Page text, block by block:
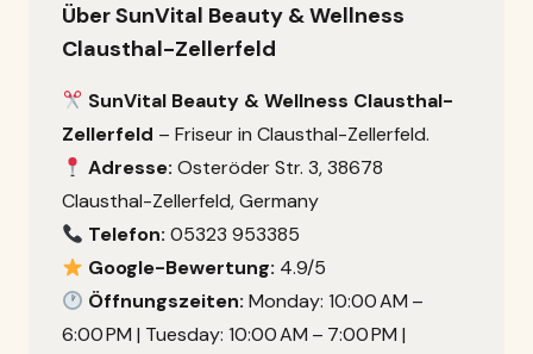
Über SunVital Beauty & Wellness
Clausthal-Zellerfeld
SunVital Beauty & Wellness Clausthal-
Zellerfeld – Friseur in Clausthal-Zellerfeld.
Adresse: Osteröder Str. 3, 38678
Clausthal-Zellerfeld, Germany
Telefon: 05323 953385
Google-Bewertung: 4.9/5
Öffnungszeiten: Monday: 10:00 AM –
6:00 PM | Tuesday: 10:00 AM – 7:00 PM |